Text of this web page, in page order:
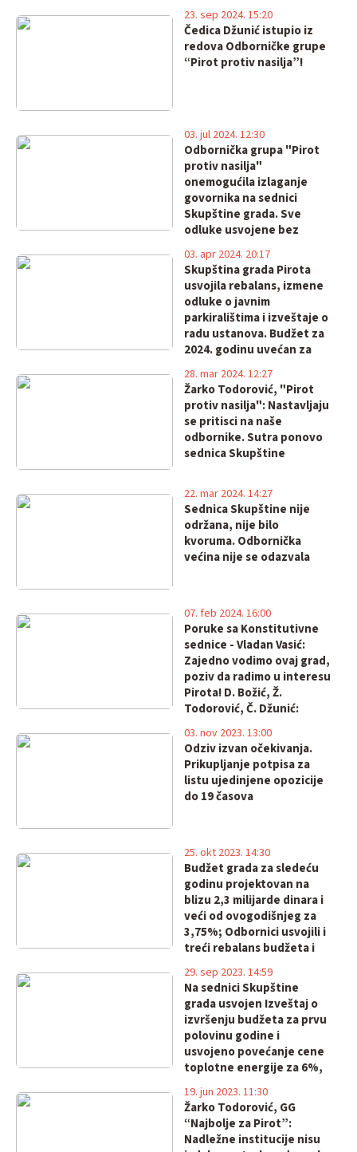
miliona budžetskim
korisnicima!
Čedica Džunić istupio iz
redova Odborničke grupe
“Pirot protiv nasilja”!
23. sep 2024. 15:20
Odbornička grupa "Pirot
protiv nasilja"
onemogućila izlaganje
govornika na sednici
Skupštine grada. Sve
odluke usvojene bez
03. jul 2024. 12:30
Skupština grada Pirota
usvojila rebalans, izmene
odluke o javnim
parkiralištima i izveštaje o
radu ustanova. Budžet za
2024. godinu uvećan za
03. apr 2024. 20:17
Žarko Todorović, "Pirot
protiv nasilja": Nastavljaju
se pritisci na naše
odbornike. Sutra ponovo
sednica Skupštine
28. mar 2024. 12:27
Sednica Skupštine nije
održana, nije bilo
kvoruma. Odbornička
većina nije se odazvala
22. mar 2024. 14:27
Poruke sa Konstitutivne
sednice - Vladan Vasić:
Zajedno vodimo ovaj grad,
poziv da radimo u interesu
Pirota! D. Božić, Ž.
Todorović, Č. Džunić:
priznajemo rezultate!
07. feb 2024. 16:00
Odziv izvan očekivanja.
Prikupljanje potpisa za
listu ujedinjene opozicije
do 19 časova
03. nov 2023. 13:00
Budžet grada za sledeću
godinu projektovan na
blizu 2,3 milijarde dinara i
veći od ovogodišnjeg za
3,75%; Odbornici usvojili i
treći rebalans budžeta i
urbanizma
25. okt 2023. 14:30
Na sednici Skupštine
grada usvojen Izveštaj o
izvršenju budžeta za prvu
polovinu godine i
usvojeno povećanje cene
toplotne energije za 6%,
javnih parkirališta za 5%
29. sep 2023. 14:59
Žarko Todorović, GG
“Najbolje za Pirot”:
Nadležne institucije nisu
19. jun 2023. 11:30